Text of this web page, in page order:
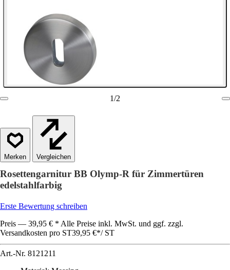
1/2
Vergleichen
Rosettengarnitur BB Olymp-R für Zimmertüren
edelstahlfarbig
Erste Bewertung schreiben
Preis — 39,95 € * Alle Preise inkl. MwSt. und ggf. zzgl.
Versandkosten pro ST39,95 €*/ ST
Art.-Nr. 8121211